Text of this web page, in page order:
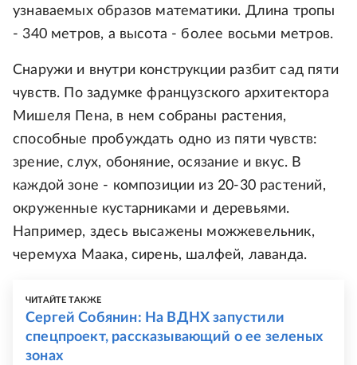
узнаваемых образов математики. Длина тропы
- 340 метров, а высота - более восьми метров.
Снаружи и внутри конструкции разбит сад пяти
чувств. По задумке французского архитектора
Мишеля Пена, в нем собраны растения,
способные пробуждать одно из пяти чувств:
зрение, слух, обоняние, осязание и вкус. В
каждой зоне - композиции из 20-30 растений,
окруженные кустарниками и деревьями.
Например, здесь высажены можжевельник,
черемуха Маака, сирень, шалфей, лаванда.
ЧИТАЙТЕ ТАКЖЕ
Сергей Собянин: На ВДНХ запустили
спецпроект, рассказывающий о ее зеленых
зонах